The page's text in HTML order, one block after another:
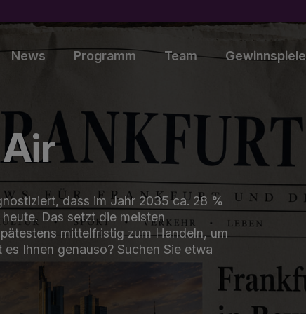
News Programm Team Gewinnspiele
dass im Jahr 2035 ca. 28 %
Das setzt die meisten
mittelfristig zum Handeln, um
Ihnen genauso? Suchen Sie etwa